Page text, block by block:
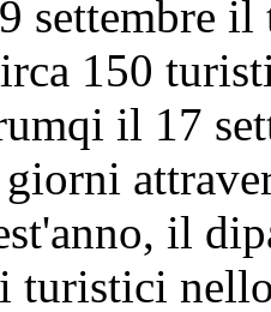
settembre
150
il 17
il
turistici